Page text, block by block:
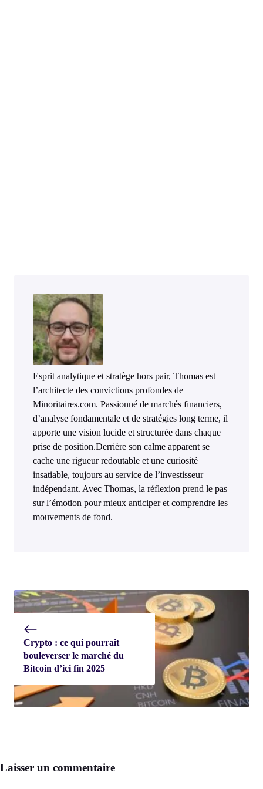
Esprit analytique et stratège hors pair, Thomas est
l’architecte des convictions profondes de
Minoritaires.com. Passionné de marchés financiers,
d’analyse fondamentale et de stratégies long terme, il
apporte une vision lucide et structurée dans chaque
prise de position.Derrière son calme apparent se
cache une rigueur redoutable et une curiosité
insatiable, toujours au service de l’investisseur
indépendant. Avec Thomas, la réflexion prend le pas
sur l’émotion pour mieux anticiper et comprendre les
mouvements de fond.
Crypto : ce qui pourrait
bouleverser le marché du
Bitcoin d’ici fin 2025
Laisser un commentaire